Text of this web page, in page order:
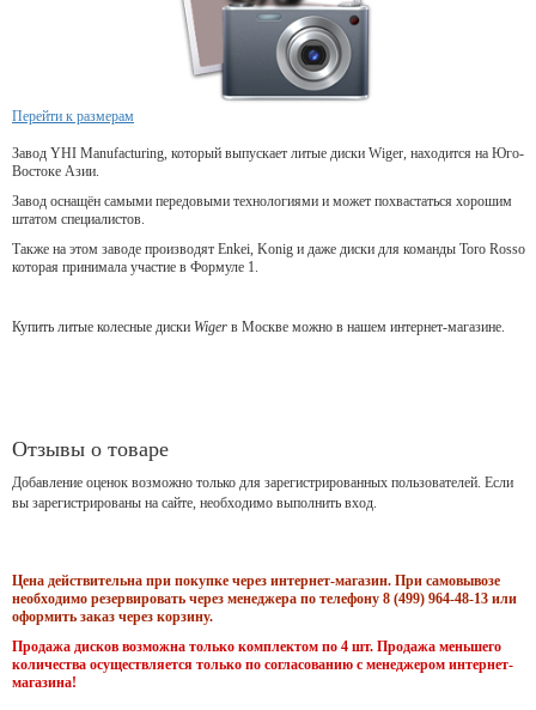
Перейти к размерам
Завод YHI Manufacturing, который выпускает литые диски Wiger, находится на Юго-
Востоке Азии.
Завод оснащён самыми передовыми технологиями и может похвастаться хорошим
штатом специалистов.
Также на этом заводе производят Enkei, Konig и даже диски для команды Toro Rosso
которая принимала участие в Формуле 1.
Купить литые колесные диски Wiger в Москве можно в нашем интернет-магазине.
Отзывы о товаре
Добавление оценок возможно только для зарегистрированных пользователей. Если
вы зарегистрированы на сайте, необходимо выполнить вход.
Цена действительна при покупке через интернет-магазин. При самовывозе
необходимо резервировать через менеджера по телефону 8 (499) 964-48-13 или
оформить заказ через корзину.
Продажа дисков возможна только комплектом по 4 шт. Продажа меньшего
количества осуществляется только по согласованию с менеджером интернет-
магазина!